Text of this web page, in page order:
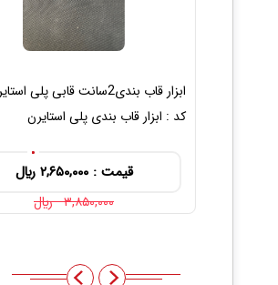
ابزار قاب بندی2سانت قابی پلی استایرن3متر
کد : ابزار قاب بندی پلی استایرن
قیمت : ۲,۶۵۰,۰۰۰ ريال
۳,۸۵۰,۰۰۰ ريال